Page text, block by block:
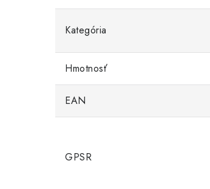
Kategória
Hmotnosť
EAN
GPSR